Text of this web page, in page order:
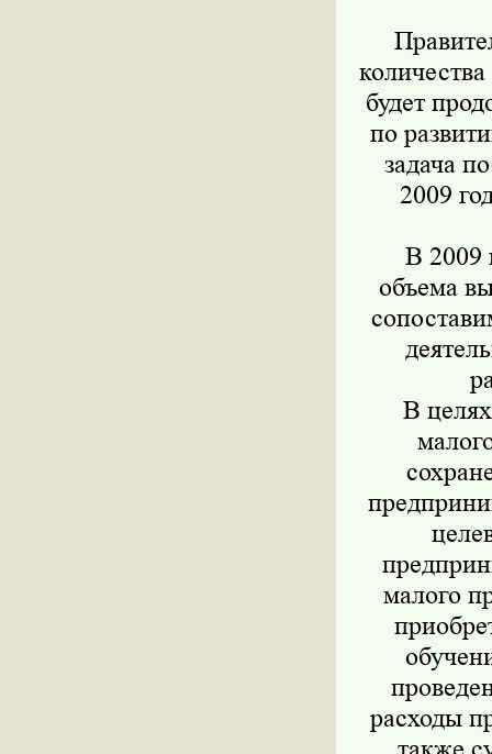
будет
по
задача
2009
В 2009
объема
В целях
малого
расходы